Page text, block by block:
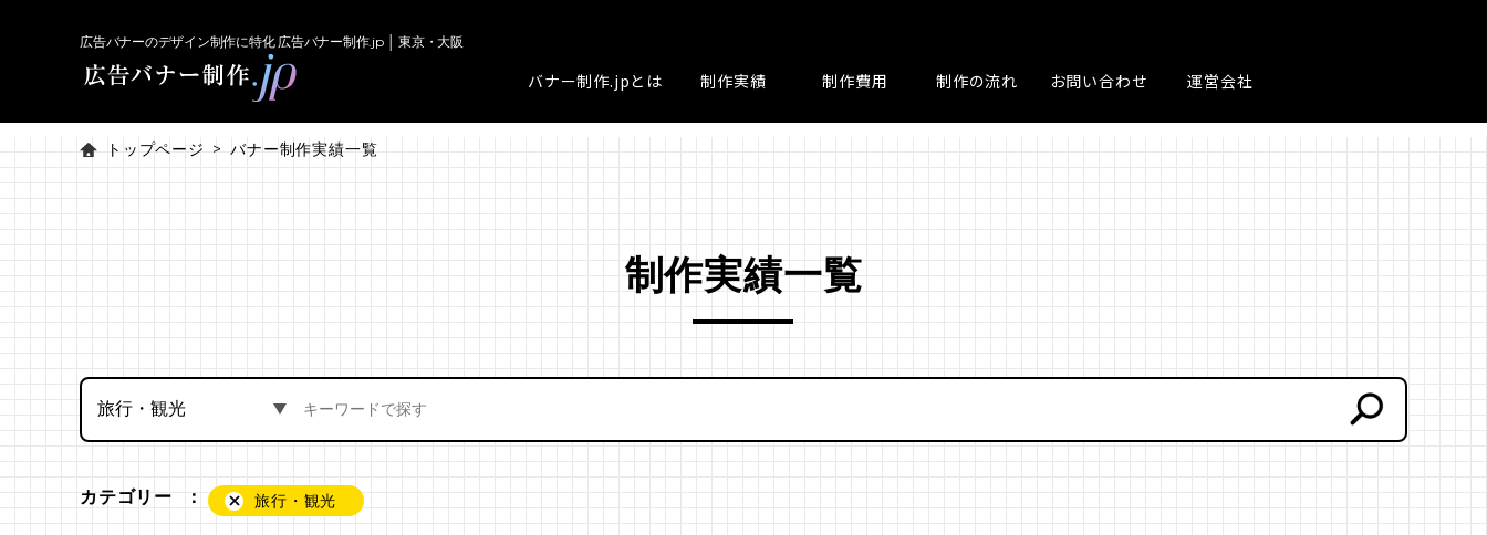
広告バナーのデザイン制作に特化 広告バナー制作.jp │ 東京・大阪
バナー制作.jpとは 制作実績 制作費用 制作の流れ お問い合わせ 運営会社
トップページ バナー制作実績一覧
制作実績一覧
カテゴリー ： 旅行・観光